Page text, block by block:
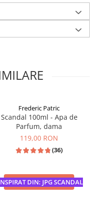
DIN: JPG SCANDAL
Frederic Patric
Scandal 100ml - Apa de
Parfum, dama
119,00 RON
(36)
ADAUGA IN COS